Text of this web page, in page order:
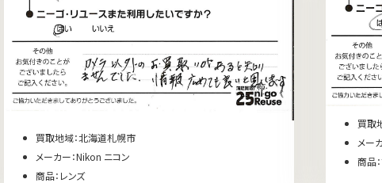
買取地域：北海道札幌市
メーカー：Nikon ニコン
商品：レンズ
買取
メー
商品